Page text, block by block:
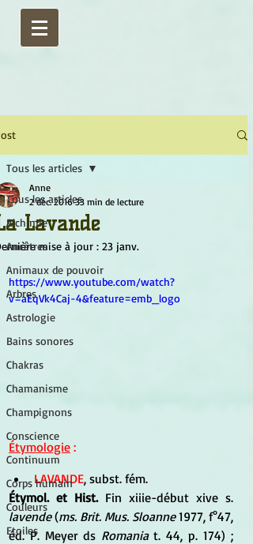
Tous les articles
Alchimie
Ancêtres
Animaux de pouvoir
Arbres
Astrologie
Bains sonores
Chakras
Chamanisme
Champignons
Conscience
Continuum
Corps humain
Couleurs
Etoiles
Tous les articles
Lavande
Anne
2 déc. 2016 33 min de lecture
mise à jour : 23 janv.
https://www.youtube.com/watch?
v=aEqVk4Caj-4&feature=emb_logo
Étymologie :
LAVANDE, subst. fém.
Étymol. et Hist.
lavende (ms. Brit. Mus. Sloanne 1977, f°47,
éd. P. Meyer ds Romania t. 44, p. 174) ;